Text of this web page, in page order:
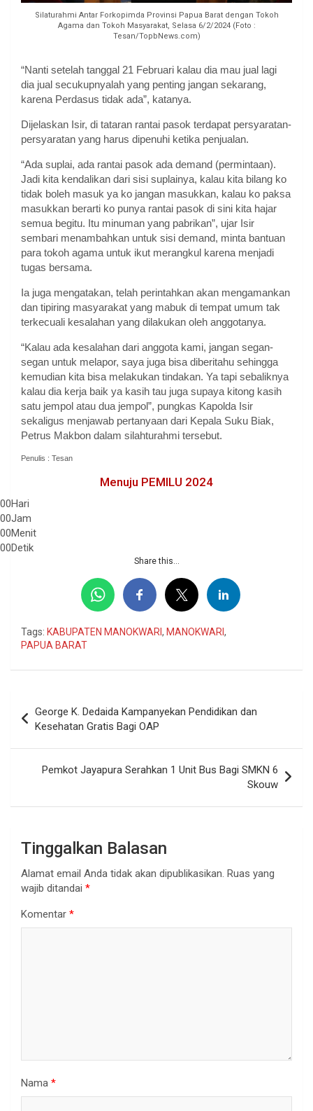
Silaturahmi Antar Forkopimda Provinsi Papua Barat dengan Tokoh
Agama dan Tokoh Masyarakat, Selasa 6/2/2024 (Foto :
Tesan/TopbNews.com)
“Nanti setelah tanggal 21 Februari kalau dia mau jual lagi
dia jual secukupnyalah yang penting jangan sekarang,
karena Perdasus tidak ada”, katanya.
Dijelaskan Isir, di tataran rantai pasok terdapat persyaratan-
persyaratan yang harus dipenuhi ketika penjualan.
“Ada suplai, ada rantai pasok ada demand (permintaan).
Jadi kita kendalikan dari sisi suplainya, kalau kita bilang ko
tidak boleh masuk ya ko jangan masukkan, kalau ko paksa
masukkan berarti ko punya rantai pasok di sini kita hajar
semua begitu. Itu minuman yang pabrikan”, ujar Isir
sembari menambahkan untuk sisi demand, minta bantuan
para tokoh agama untuk ikut merangkul karena menjadi
tugas bersama.
Ia juga mengatakan, telah perintahkan akan mengamankan
dan tipiring masyarakat yang mabuk di tempat umum tak
terkecuali kesalahan yang dilakukan oleh anggotanya.
“Kalau ada kesalahan dari anggota kami, jangan segan-
segan untuk melapor, saya juga bisa diberitahu sehingga
kemudian kita bisa melakukan tindakan. Ya tapi sebaliknya
kalau dia kerja baik ya kasih tau juga supaya kitong kasih
satu jempol atau dua jempol”, pungkas Kapolda Isir
sekaligus menjawab pertanyaan dari Kepala Suku Biak,
Petrus Makbon dalam silahturahmi tersebut.
Penulis : Tesan
Menuju PEMILU 2024
00Hari
00Jam
00Menit
00Detik
Share this...
Tags: KABUPATEN MANOKWARI, MANOKWARI,
PAPUA BARAT
pos
George K. Dedaida Kampanyekan Pendidikan dan
Kesehatan Gratis Bagi OAP
Pemkot Jayapura Serahkan 1 Unit Bus Bagi SMKN 6
Skouw
Tinggalkan Balasan
Alamat email Anda tidak akan dipublikasikan. Ruas yang
wajib ditandai *
Komentar *
Nama *